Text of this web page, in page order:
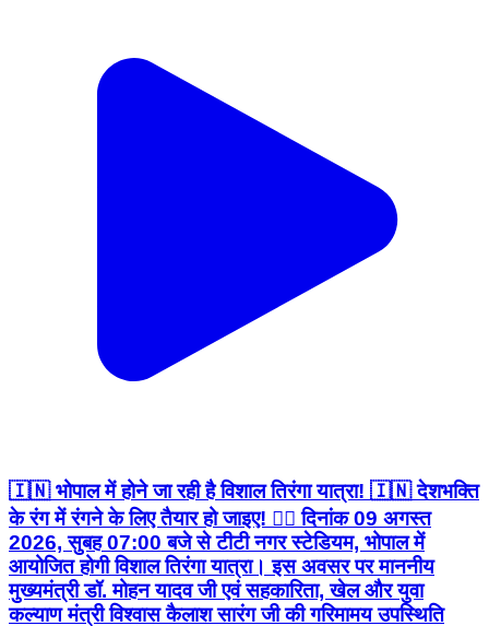
🇮🇳 भोपाल में होने जा रही है विशाल तिरंगा यात्रा! 🇮🇳 देशभक्ति
के रंग में रंगने के लिए तैयार हो जाइए! ❤️‍🔥 दिनांक 09 अगस्त
2026, सुबह 07:00 बजे से टीटी नगर स्टेडियम, भोपाल में
आयोजित होगी विशाल तिरंगा यात्रा। इस अवसर पर माननीय
मुख्यमंत्री डॉ. मोहन यादव जी एवं सहकारिता, खेल और युवा
कल्याण मंत्री विश्वास कैलाश सारंग जी की गरिमामय उपस्थिति